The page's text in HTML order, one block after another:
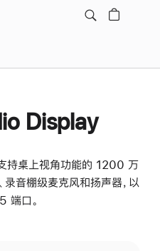
Display
持桌上视角功能的 1200 万
音棚级麦克风和扬声器，以
端口。